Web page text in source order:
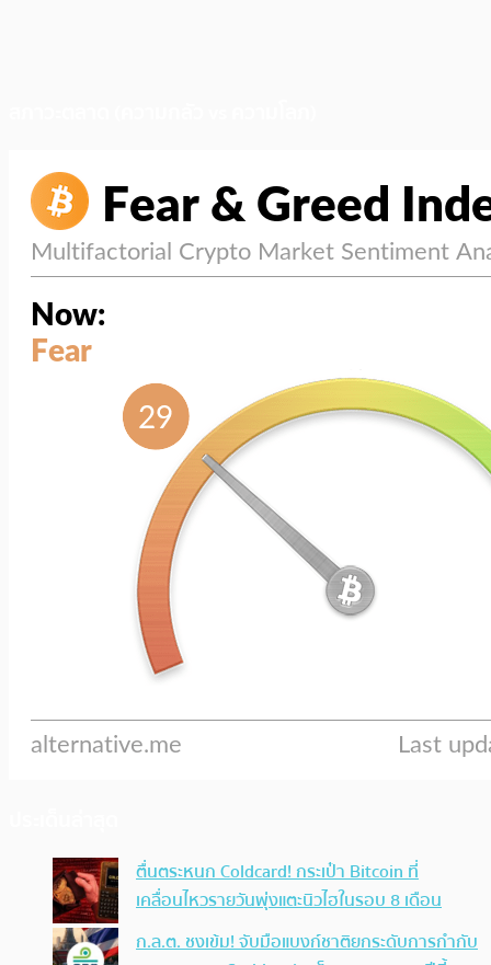
ตื่นตระหนก Coldcard! กระเป๋า Bitcoin ที่
เคลื่อนไหวรายวันพุ่งแตะนิวไฮในรอบ 8 เดือน
ก.ล.ต. ชงเข้ม! จับมือแบงก์ชาติยกระดับการกำกับ